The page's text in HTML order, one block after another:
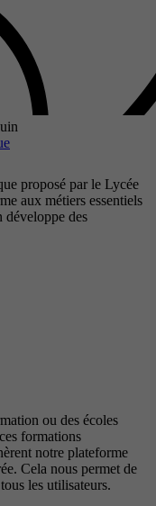
proposé par le Lycée
aux métiers essentiels
des
ou des écoles
formations
notre plateforme
Cela nous permet de
les utilisateurs.